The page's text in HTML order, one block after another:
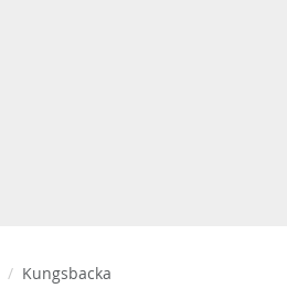
Kungsbacka